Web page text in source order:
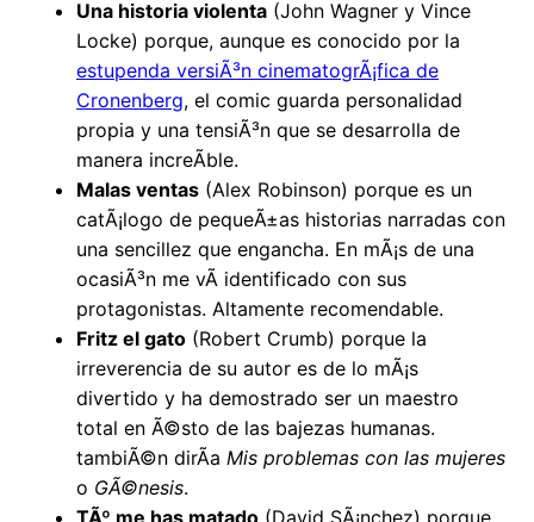
Una historia violenta (John Wagner y Vince
Locke) porque, aunque es conocido por la
estupenda versiÃ³n cinematogrÃ¡fica de
Cronenberg, el comic guarda personalidad
propia y una tensiÃ³n que se desarrolla de
manera increÃ­ble.
Malas ventas (Alex Robinson) porque es un
catÃ¡logo de pequeÃ±as historias narradas con
una sencillez que engancha. En mÃ¡s de una
ocasiÃ³n me vÃ­ identificado con sus
protagonistas. Altamente recomendable.
Fritz el gato (Robert Crumb) porque la
irreverencia de su autor es de lo mÃ¡s
divertido y ha demostrado ser un maestro
total en Ã©sto de las bajezas humanas.
tambiÃ©n dirÃ­a Mis problemas con las mujeres
o GÃ©nesis.